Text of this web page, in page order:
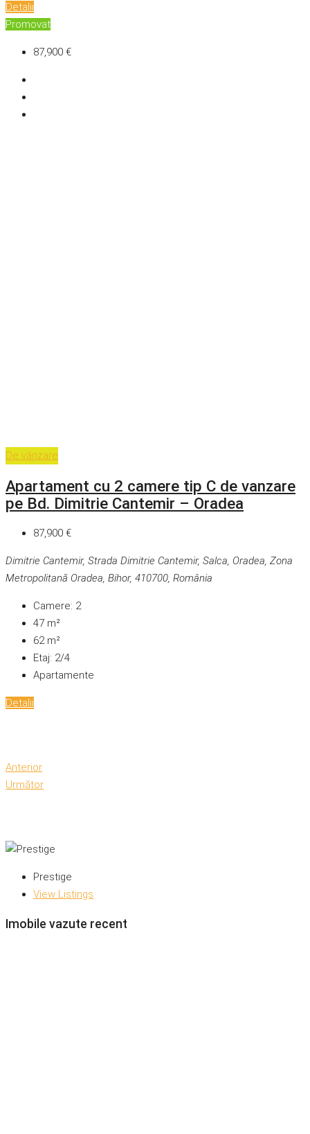
Detalii
Promovat
87,900 €
De vânzare
Apartament cu 2 camere tip C de vanzare
pe Bd. Dimitrie Cantemir – Oradea
87,900 €
Dimitrie Cantemir, Strada Dimitrie Cantemir, Salca, Oradea, Zona
Metropolitană Oradea, Bihor, 410700, România
Camere: 2
47 m²
62m²
Etaj: 2/4
Apartamente
Detalii
Anterior
Următor
Prestige
View Listings
Imobile vazute recent